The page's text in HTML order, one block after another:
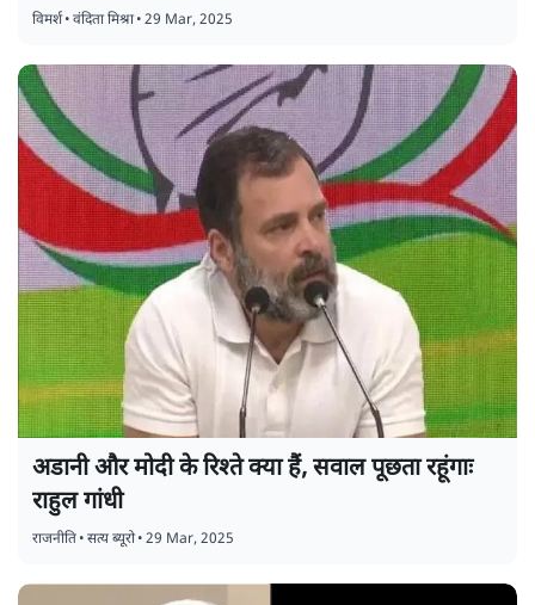
विमर्श•वंदिता मिश्रा•29 Mar, 2025
अडानी और मोदी के रिश्ते क्या हैं, सवाल पूछता रहूंगाः
राहुल गांधी
राजनीति•सत्य ब्यूरो•29 Mar, 2025